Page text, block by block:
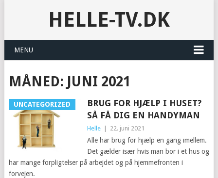
HELLE-TV.DK
MENU
MÅNED: JUNI 2021
UNCATEGORIZED
BRUG FOR HJÆLP I HUSET?
SÅ FÅ DIG EN HANDYMAN
Helle 22. juni 2021
Alle har brug for hjælp en gang imellem.
Det gælder især hvis man bor i et hus og
har mange forpligtelser på arbejdet og på hjemmefronten i
forvejen.